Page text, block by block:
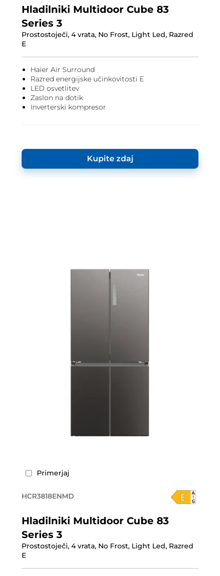
Hladilniki Multidoor Cube 83
Series 3
Prostostoječi, 4 vrata, No Frost, Light Led, Razred
E
Haier Air Surround
Razred energijske učinkovitosti E
LED osvetlitev
Zaslon na dotik
Inverterski kompresor
Kupite zdaj
Primerjaj
HCR3818ENMD
Hladilniki Multidoor Cube 83
Series 3
Prostostoječi, 4 vrata, No Frost, Light Led, Razred
E